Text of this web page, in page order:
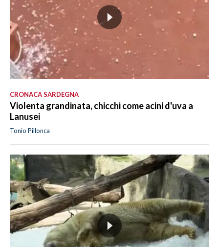
CRONACA SARDEGNA
Violenta grandinata, chicchi come acini d'uva a
Lanusei
Tonio Pillonca